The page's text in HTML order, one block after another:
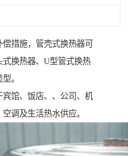
措施，管壳式换热器可
换热器、U型管式换热
。
馆、饭店、、公司、机
调及生活热水供应。